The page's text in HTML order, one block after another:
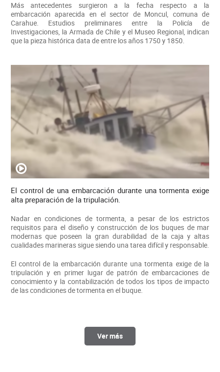
Más antecedentes surgieron a la fecha respecto a la
embarcación aparecida en el sector de Moncul, comuna de
Carahue. Estudios preliminares entre la Policía de
Investigaciones, la Armada de Chile y el Museo Regional, indican
que la pieza histórica data de entre los años 1750 y 1850.
El control de una embarcación durante una tormenta exige
alta preparación de la tripulación.
Nadar en condiciones de tormenta, a pesar de los estrictos
requisitos para el diseño y construcción de los buques de mar
modernas que poseen la gran durabilidad de la caja y altas
cualidades marineras sigue siendo una tarea difícil y responsable.
El control de la embarcación durante una tormenta exige de la
tripulación y en primer lugar de patrón de embarcaciones de
conocimiento y la contabilización de todos los tipos de impacto
de las condiciones de tormenta en el buque.
Ver más